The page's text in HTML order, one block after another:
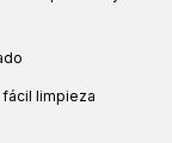
limpieza